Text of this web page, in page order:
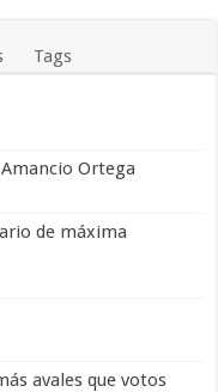
Tags
Ortega
de máxima
avales que votos